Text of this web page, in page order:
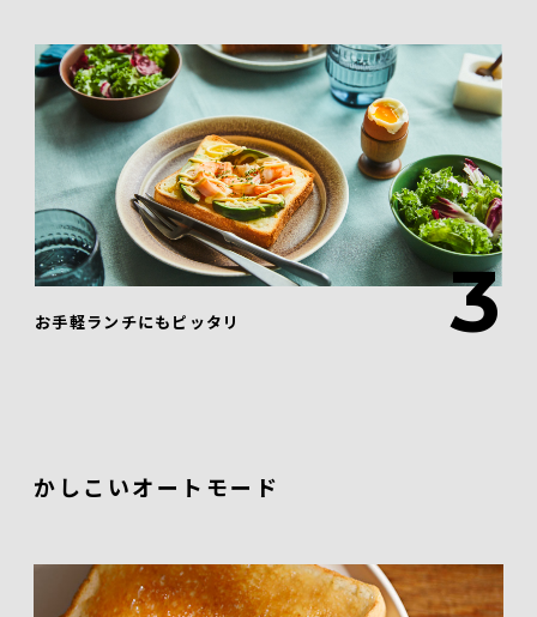
お手軽ランチにもピッタリ 3
かしこいオートモード